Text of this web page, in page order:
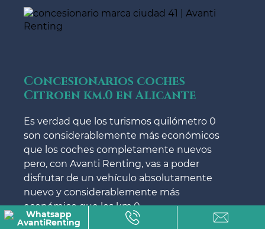
Concesionarios coches
Citroen km.0 en Alicante
Es verdad que los turismos quilómetro 0
son considerablemente más económicos
que los coches completamente nuevos
pero, con Avanti Renting, vas a poder
disfrutar de un vehículo absolutamente
nuevo y considerablemente más
económico que los km.0.